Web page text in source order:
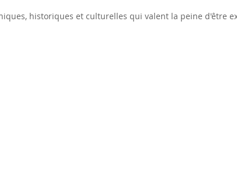
historiques et culturelles qui valent la peine d'être